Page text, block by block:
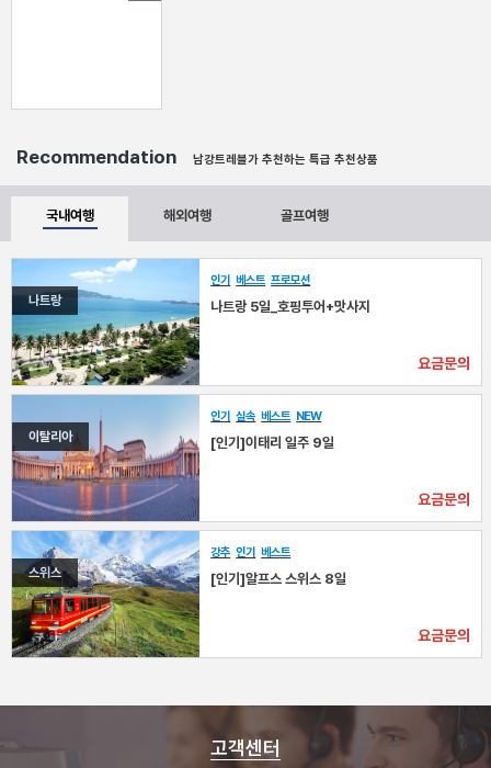
Recommendation 남강트레블가 추천하는 특급 추천상품
국내여행 해외여행 골프여행
나트랑
인기 베스트 프로모션
나트랑 5일_호핑투어+맛사지
요금문의
이탈리아
인기 실속 베스트 NEW
[인기]이태리 일주 9일
요금문의
스위스
강추 인기 베스트
[인기]알프스 스위스 8일
요금문의
고객센터